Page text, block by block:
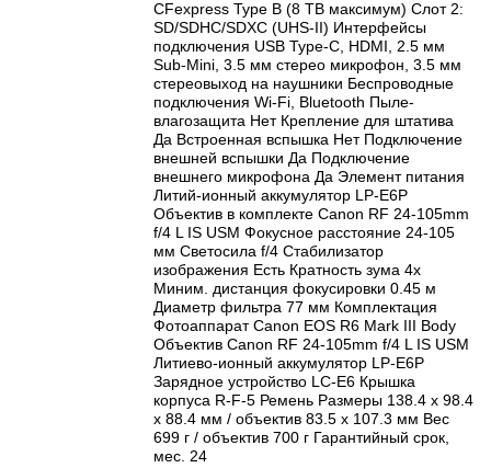
CFexpress Type B (8 TB максимум) Слот 2:
SD/SDHC/SDXC (UHS-II) Интерфейсы
подключения USB Type-C, HDMI, 2.5 мм
Sub-Mini, 3.5 мм стерео микрофон, 3.5 мм
стереовыход на наушники Беспроводные
подключения Wi-Fi, Bluetooth Пыле-
влагозащита Нет Крепление для штатива
Да Встроенная вспышка Нет Подключение
внешней вспышки Да Подключение
внешнего микрофона Да Элемент питания
Литий-ионный аккумулятор LP-E6P
Объектив в комплекте Canon RF 24-105mm
f/4 L IS USM Фокусное расстояние 24-105
мм Светосила f/4 Стабилизатор
изображения Есть Кратность зума 4x
Миним. дистанция фокусировки 0.45 м
Диаметр фильтра 77 мм Комплектация
Фотоаппарат Canon EOS R6 Mark III Body
Объектив Canon RF 24-105mm f/4 L IS USM
Литиево-ионный аккумулятор LP-E6P
Зарядное устройство LC-E6 Крышка
корпуса R-F-5 Ремень Размеры 138.4 x 98.4
x 88.4 мм / объектив 83.5 x 107.3 мм Вес
699 г / объектив 700 г Гарантийный срок,
мес. 24